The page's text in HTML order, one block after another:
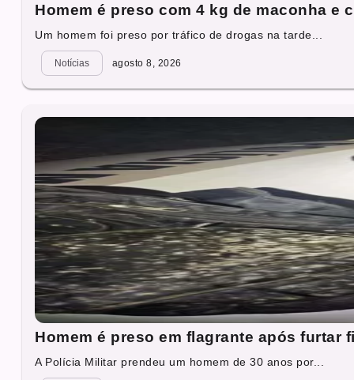
Homem é preso com 4 kg de maconha e
Um homem foi preso por tráfico de drogas na tarde...
Notícias agosto 8, 2026
Homem é preso em flagrante após furtar
A Polícia Militar prendeu um homem de 30 anos por...